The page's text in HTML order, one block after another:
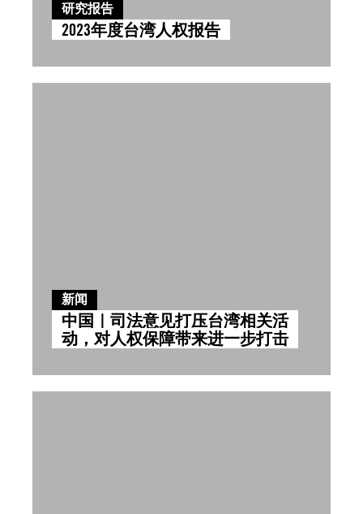
研究报告
2023年度台湾人权报告
新闻
中国｜司法意见打压台湾相关活
动，对人权保障带来进一步打击